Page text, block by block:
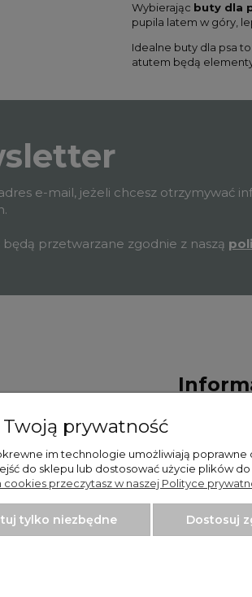
Wybierając buty dla
pupila latem w góry,
Idealne buty dla psa
atutem będą
e-mail, jeżeli chcesz otrzymywać
będą przetwarzane zgodnie z naszą
firmy
Polityka
prywatność
im technologie umożliwiają
do sklepu lub dostosować użycie plików
przeczytasz w naszej Polityce
tylko niezbędne Dostosuj